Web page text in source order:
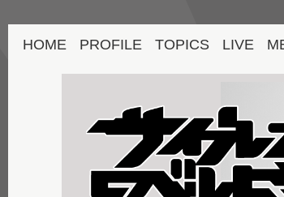
HOME PROFILE TOPICS LIVE